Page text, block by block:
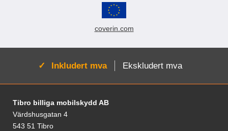
coverin.com
Aktiv:
Inkludert mva Ekskludert mva
Footer-innhold Blandet informasjon og
Tibro billiga mobilskydd AB
Värdshusgatan 4
543 51 Tibro